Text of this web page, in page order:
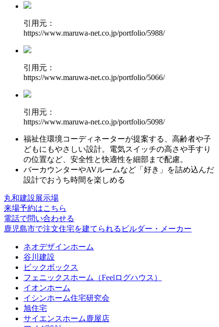
引用元：
https://www.maruwa-net.co.jp/portfolio/5988/
引用元：
https://www.maruwa-net.co.jp/portfolio/5066/
引用元：
https://www.maruwa-net.co.jp/portfolio/5098/
福祉住環境コーディネーターが提案する、 高齢者や子
どもにもやさしい設計。電気スイッチの高さや手すり
の位置など、安全性と快適性を細部まで配慮。
バーカウンターやAVルームなど「好き」を詰め込んだ
設計でおうち時間を楽しめる
丸和建設展示場
来場予約はこちら
電話で問い合わせる
鹿児島市で注文住宅を建てられるビルダー・メーカー
ネオデザインホーム
谷川建設
ビックボックス
フェニックスホーム（Feelログハウス）
イオンホーム
イシンホーム住宅研究会
旭住宅
サイエンスホーム鹿屋店